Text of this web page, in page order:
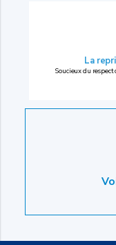
La
Soucieux du